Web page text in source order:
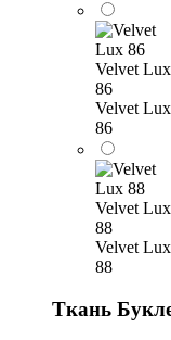
Velvet Lux
86
Velvet Lux
86
Velvet Lux
88
Velvet Lux
88
Ткань